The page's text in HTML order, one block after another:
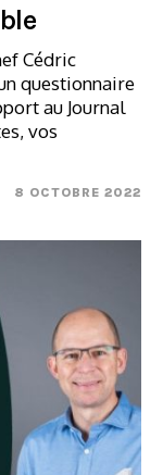
Cédric
questionnaire
au Journal
vos
8 OCTOBRE 2022